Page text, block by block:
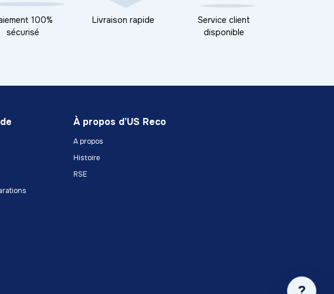
100%
sécurisé
Livraison rapide
Service client
disponible
À propos d’US Reco
A propos
Histoire
RSE